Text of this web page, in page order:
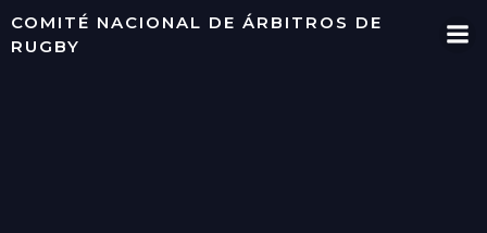
Saltar
COMITÉ NACIONAL DE ÁRBITROS DE
RUGBY